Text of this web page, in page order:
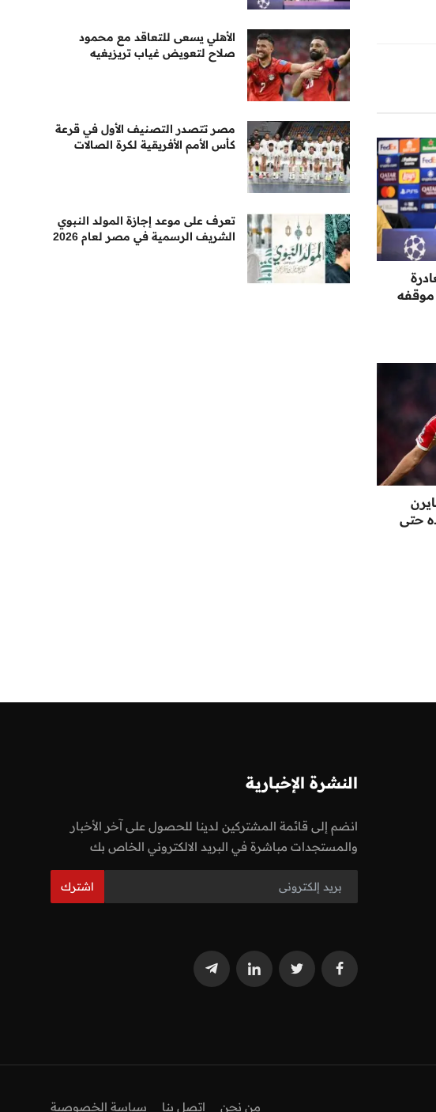
موقفه
حتى
الأهلي يسعى للتعاقد مع محمود
صلاح لتعويض غياب تريزيغيه
مصر تتصدر التصنيف الأول في قرعة
كأس الأمم الأفريقية لكرة الصالات
تعرف على موعد إجازة المولد النبوي
الشريف الرسمية في مصر لعام 2026
النشرة الإخبارية
انضم إلى قائمة المشتركين لدينا للحصول على آخر الأخبار
والمستجدات مباشرة في البريد الالكتروني الخاص بك
اشترك
من نحن اتصل بنا سياسة الخصوصية